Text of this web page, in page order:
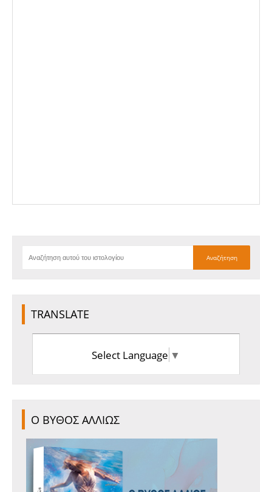
TRANSLATE
Select Language ▼
Ο ΒΥΘΟΣ ΑΛΛΙΩΣ